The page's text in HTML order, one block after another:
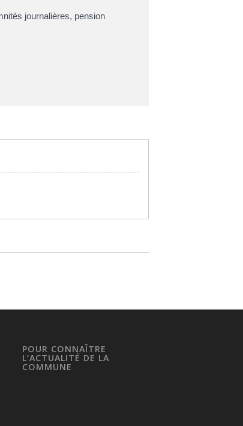
journalières, pension
POUR CONNAÎTRE
L’ACTUALITÉ DE LA
COMMUNE